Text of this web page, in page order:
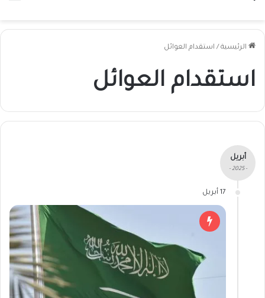
الرئيسية / استقدام العوائل
استقدام العوائل
أبريل
- 2025 -
17 أبريل